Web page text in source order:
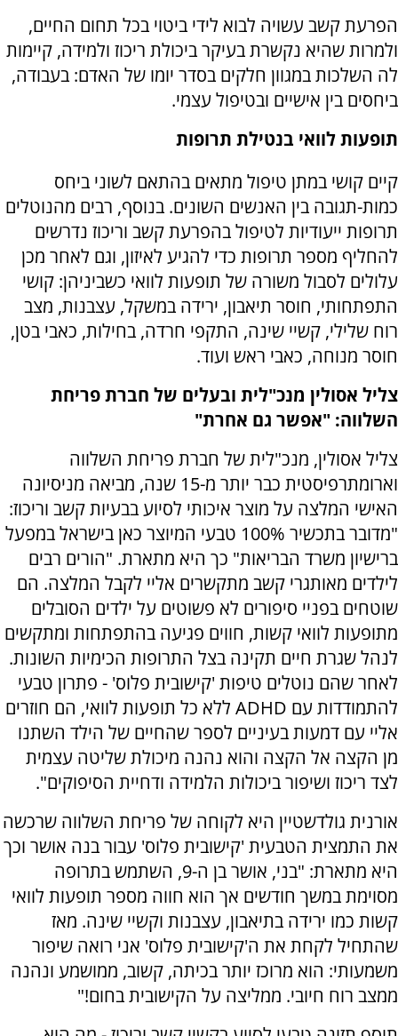
הפרעת קשב עשויה לבוא לידי ביטוי בכל תחום החיים,
ולמרות שהיא נקשרת בעיקר ביכולת ריכוז ולמידה, קיימות
לה השלכות במגוון חלקים בסדר יומו של האדם: בעבודה,
ביחסים בין אישיים ובטיפול עצמי.
תופעות לוואי בנטילת תרופות
קיים קושי במתן טיפול מתאים בהתאם לשוני ביחס
כמות-תגובה בין האנשים השונים. בנוסף, רבים מהנוטלים
תרופות ייעודיות לטיפול בהפרעת קשב וריכוז נדרשים
להחליף מספר תרופות כדי להגיע לאיזון, וגם לאחר מכן
עלולים לסבול משורה של תופעות לוואי כשביניהן: קושי
התפתחותי, חוסר תיאבון, ירידה במשקל, עצבנות, מצב
רוח שלילי, קשיי שינה, התקפי חרדה, בחילות, כאבי בטן,
חוסר מנוחה, כאבי ראש ועוד.
צליל אסולין מנכ"לית ובעלים של חברת פריחת
השלווה: "אפשר גם אחרת"
צליל אסולין, מנכ"לית של חברת פריחת השלווה
וארומתרפיסטית כבר יותר מ-15 שנה, מביאה מניסיונה
האישי המלצה על מוצר איכותי לסיוע בבעיות קשב וריכוז:
"מדובר בתכשיר 100% טבעי המיוצר כאן בישראל במפעל
ברישיון משרד הבריאות" כך היא מתארת. "הורים רבים
לילדים מאותגרי קשב מתקשרים אליי לקבל המלצה. הם
שוטחים בפניי סיפורים לא פשוטים על ילדים הסובלים
מתופעות לוואי קשות, חווים פגיעה בהתפתחות ומתקשים
לנהל שגרת חיים תקינה בצל התרופות הכימיות השונות.
לאחר שהם נוטלים טיפות 'קישובית פלוס' - פתרון טבעי
להתמודדות עם ADHD ללא כל תופעות לוואי, הם חוזרים
אליי עם דמעות בעיניים לספר שהחיים של הילד השתנו
מן הקצה אל הקצה והוא נהנה מיכולת שליטה עצמית
לצד ריכוז ושיפור ביכולות הלמידה ודחיית הסיפוקים".
אורנית גולדשטיין היא לקוחה של פריחת השלווה שרכשה
את התמצית הטבעית 'קישובית פלוס' עבור בנה אושר וכך
היא מתארת: "בני, אושר בן ה-9, השתמש בתרופה
מסוימת במשך חודשים אך הוא חווה מספר תופעות לוואי
קשות כמו ירידה בתיאבון, עצבנות וקשיי שינה. מאז
שהתחיל לקחת את ה'קישובית פלוס' אני רואה שיפור
משמעותי: הוא מרוכז יותר בכיתה, קשוב, ממושמע ונהנה
ממצב רוח חיובי. ממליצה על הקישובית בחום!"